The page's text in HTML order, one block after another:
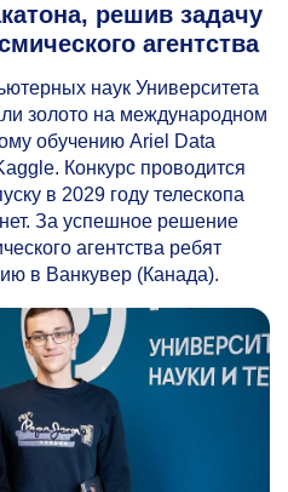
решив задачу
агентства
наук Университета
золото на международном
обучению Ariel Data
Конкурс проводится
в 2029 году телескопа
За успешное решение
агентства ребят
в Ванкувер (Канада).